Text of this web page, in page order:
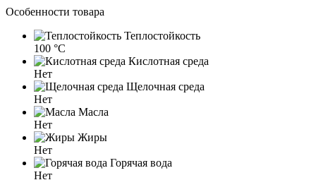
Особенности товара
Теплостойкость
100 °C
Кислотная среда
Нет
Щелочная среда
Нет
Масла
Нет
Жиры
Нет
Горячая вода
Нет